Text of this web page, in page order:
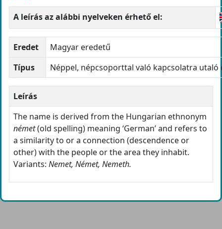
A leírás az alábbi nyelveken érhető el:
Eredet
Magyar eredetű
Típus
Néppel, népcsoporttal való kapcsolatra utaló
Leírás
The name is derived from the Hungarian ethnonym
német(old spelling) meaning ‘German’ and refers to
a similarity to or a connection (descendence or
other) with the people or the area they inhabit.
Variants: Nemet, Német, Nemeth.